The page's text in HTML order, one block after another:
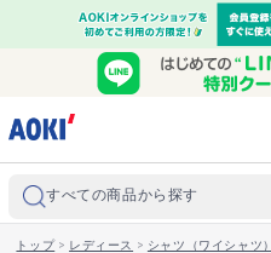
すべての商品から探す
トップ> レディース > シャツ（ワイシャツ）